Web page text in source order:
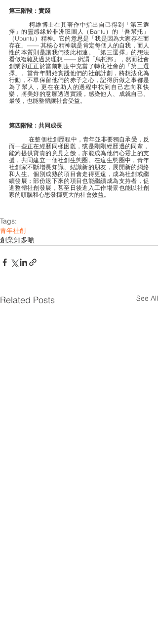
第三階段：實踐
擇」的靈感緣於非洲班圖人（Bantu）的「吾幫托」
（Ubuntu）精神。它的意思是「我是因為大家存在而
存在」—— 其核心精神就是肯定每個人的自我，而人
性的本質則是讓我們彼此相連。「第三選擇」的想法
看似複雜及過於理想 —— 所謂「烏托邦」，然而社會
創業卻正正於當前制度中充當了轉化社會的「第三選
擇」。當青年開始實踐他們的社創計劃，將想法化為
行動，不單保留他們的赤子之心，記得所做之事都是
為了幫人，更在在助人的過程中找到自己志向和快
樂，將美好的意願透過實踐，感染他人、成就自己。
最後，也能整體讓社會受益。
第四階段：共同成長
	在整個社創歷程中，青年並非要獨自承受，反
而一些正在經歷同樣困難，或是剛剛經歷過的同輩，
能夠提供寶貴的意見之餘，亦能成為他們心靈上的支
援，共同建立一個社創生態圈。在這生態圈中，青年
社創家不斷增長知識、結識新的朋友，展開新的網絡
和人生。個別成熟的項目會走得更遠，成為社創或繼
續發展；部份退下來的項目也能繼續成為支持者，促
進整體社創發展，甚至日後進入工作場景也能以社創
家的頭腦和心思發揮更大的社會效益。
Tags:
青年社創
創業知多啲
Related Posts See All